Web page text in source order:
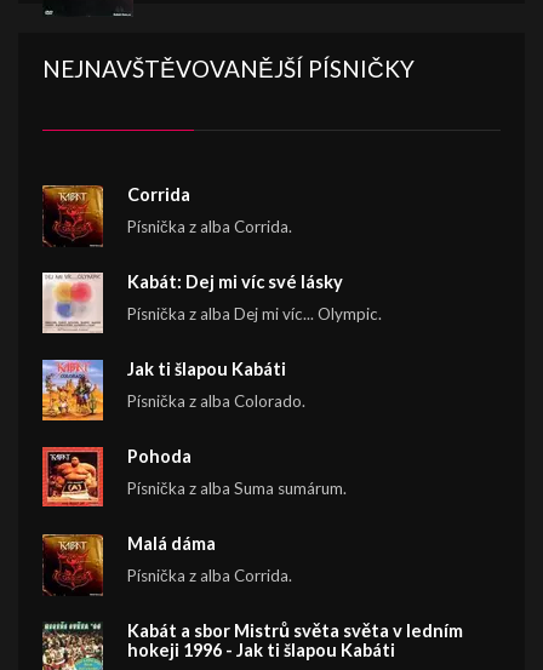
NEJNAVŠTĚVOVANĚJŠÍ PÍSNIČKY
Corrida
Písnička z alba Corrida.
Kabát: Dej mi víc své lásky
Písnička z alba Dej mi víc... Olympic.
Jak ti šlapou Kabáti
Písnička z alba Colorado.
Pohoda
Písnička z alba Suma sumárum.
Malá dáma
Písnička z alba Corrida.
Kabát a sbor Mistrů světa světa v ledním
hokeji 1996 - Jak ti šlapou Kabáti